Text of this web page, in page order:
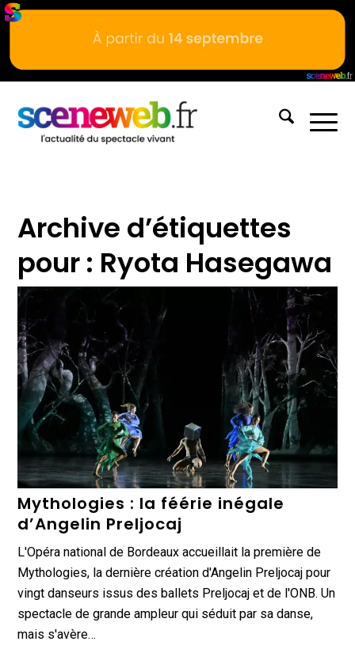
Archive d’étiquettes
pour : Ryota Hasegawa
Mythologies : la féérie inégale
d’Angelin Preljocaj
L'Opéra national de Bordeaux accueillait la première de
Mythologies, la dernière création d'Angelin Preljocaj pour
vingt danseurs issus des ballets Preljocaj et de l'ONB. Un
spectacle de grande ampleur qui séduit par sa danse,
mais s'avère…